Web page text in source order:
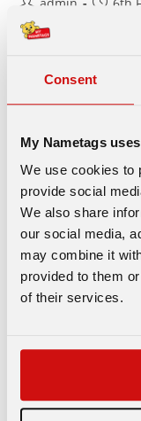
Consent
My Nametags
We use cookies to
provide social
We also share
our social media,
may combine it
provided to them
of their services.
author:
admin 6th
Continue Reading
لي؟
Post
author:
admin
Post
مع عودة الأطفال إلى المدرسة ، ربما تكون قد بدأت في تجميع قائمة